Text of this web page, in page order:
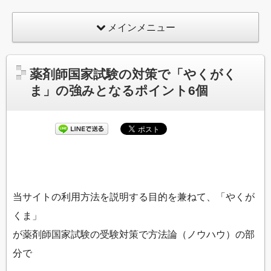
メインメニュー
薬剤師国家試験の対策で「やくがく
ま」の強みとなるポイント6個
当サイトの利用方法を説明する目的を兼ねて、「やくが
くま」
が薬剤師国家試験の受験対策で方法論（ノウハウ）の部
分で